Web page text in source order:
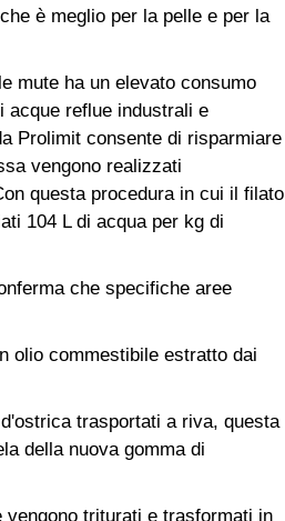
è meglio per la pelle e per la
mute ha un elevato consumo
acque reflue industrali e
Prolimit consente di risparmiare
vengono realizzati
questa procedura in cui il filato
104 L di acqua per kg di
che specifiche aree
olio commestibile estratto dai
trasportati a riva, questa
della nuova gomma di
triturati e trasformati in